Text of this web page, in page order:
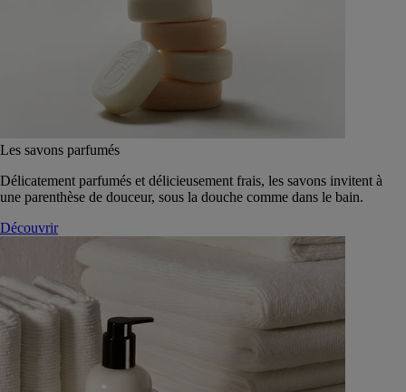
Les savons parfumés
Délicatement parfumés et délicieusement frais, les savons invitent à
une parenthèse de douceur, sous la douche comme dans le bain.
Découvrir